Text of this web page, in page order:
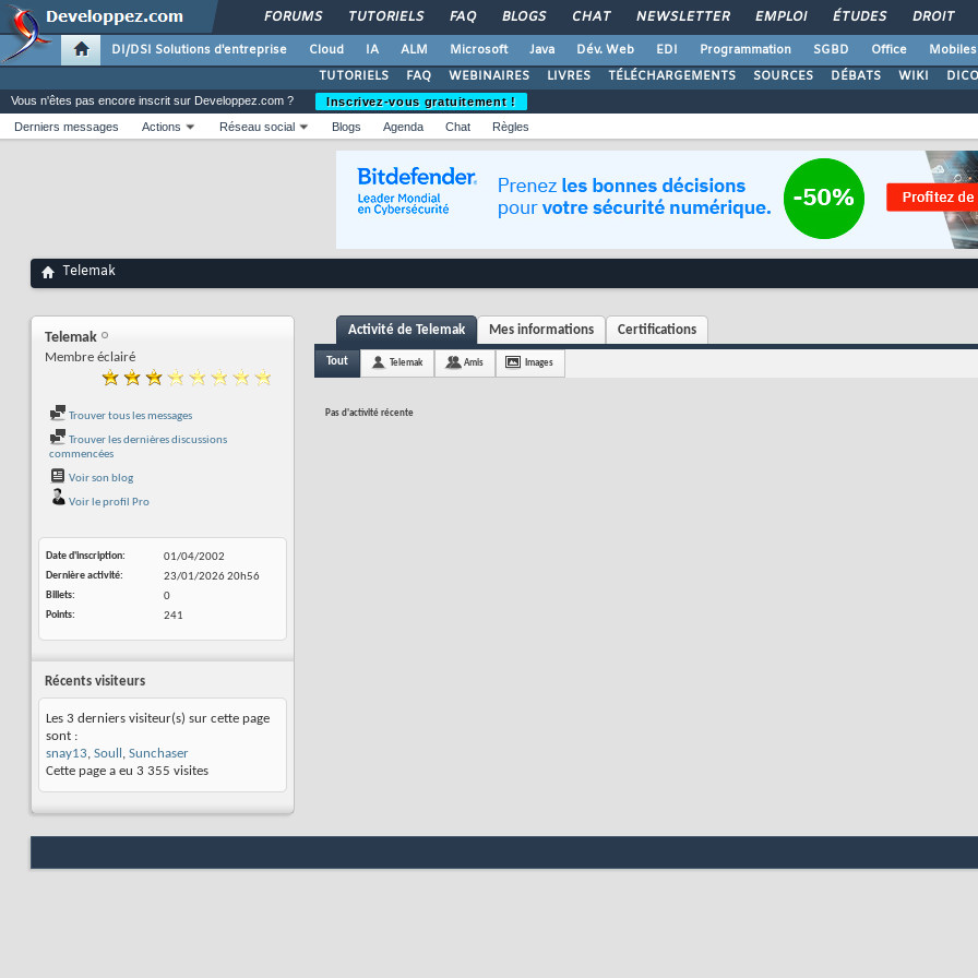
FORUMS TUTORIELS FAQ BLOGS CHAT NEWSLETTER EMPLOI ÉTUDES DROIT
DI/DSI Solutions d'entreprise Cloud IA ALM Microsoft Java Dév. Web EDI Programmation SGBD Office Mobiles
TUTORIELS
FAQ WEBINAIRES LIVRES TÉLÉCHARGEMENTS SOURCES DÉBATS WIKI DICO
Vous n'êtes pas encore inscrit sur Developpez.com ?
Inscrivez-vous gratuitement !
Derniers messages
Actions Réseau social Blogs Agenda Chat Règles
Telemak
Telemak
Membre éclairé
Trouver tous les messages
Trouver les dernières discussions
commencées
Voir son blog
Voir le profil Pro
Date d'inscription
01/04/2002
Dernière activité
23/01/202620h56
Billets
0
Points
241
Récents visiteurs
Les 3 derniers visiteur(s) sur cette page
sont :
snay13, Soull , Sunchaser
Cette page a eu 3 355 visites
Activité de Telemak Mes informations Certifications
Tout Telemak Amis Images
Pas d'activité récente